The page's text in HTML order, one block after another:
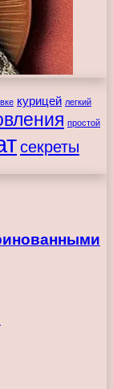
курицей легкий
простой
секреты